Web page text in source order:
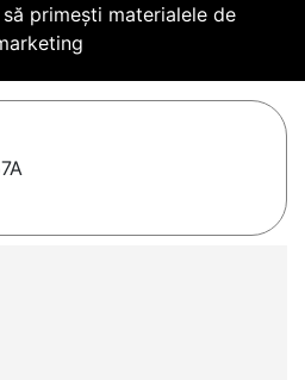
primești materialele de